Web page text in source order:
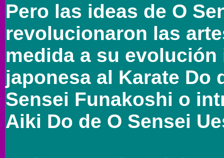
Pero las ideas de O
revolucionaron las
medida a su
japonesa al Karate Do
Sensei Funakoshi o
Aiki Do de O Sensei